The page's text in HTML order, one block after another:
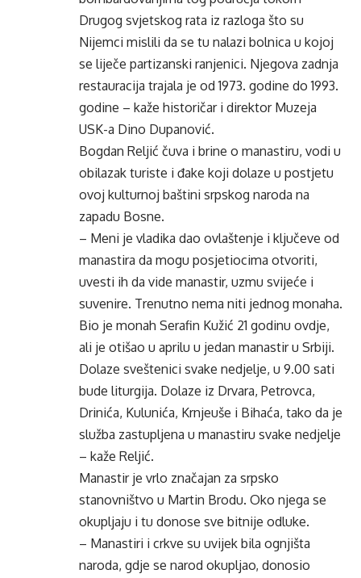
Drugog svjetskog rata iz razloga što su
Nijemci mislili da se tu nalazi bolnica u kojoj
se liječe partizanski ranjenici. Njegova zadnja
restauracija trajala je od 1973. godine do 1993.
godine – kaže historičar i direktor Muzeja
USK-a Dino Dupanović.
Bogdan Reljić čuva i brine o manastiru, vodi u
obilazak turiste i đake koji dolaze u postjetu
ovoj kulturnoj baštini srpskog naroda na
zapadu Bosne.
– Meni je vladika dao ovlaštenje i ključeve od
manastira da mogu posjetiocima otvoriti,
uvesti ih da vide manastir, uzmu svijeće i
suvenire. Trenutno nema niti jednog monaha.
Bio je monah Serafin Kužić 21 godinu ovdje,
ali je otišao u aprilu u jedan manastir u Srbiji.
Dolaze sveštenici svake nedjelje, u 9.00 sati
bude liturgija. Dolaze iz Drvara, Petrovca,
Drinića, Kulunića, Krnjeuše i Bihaća, tako da je
služba zastupljena u manastiru svake nedjelje
– kaže Reljić.
Manastir je vrlo značajan za srpsko
stanovništvo u Martin Brodu. Oko njega se
okupljaju i tu donose sve bitnije odluke.
– Manastiri i crkve su uvijek bila ognjišta
naroda, gdje se narod okupljao, donosio